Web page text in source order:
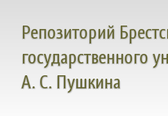
Репозиторий
государственного
А. С. Пушкина